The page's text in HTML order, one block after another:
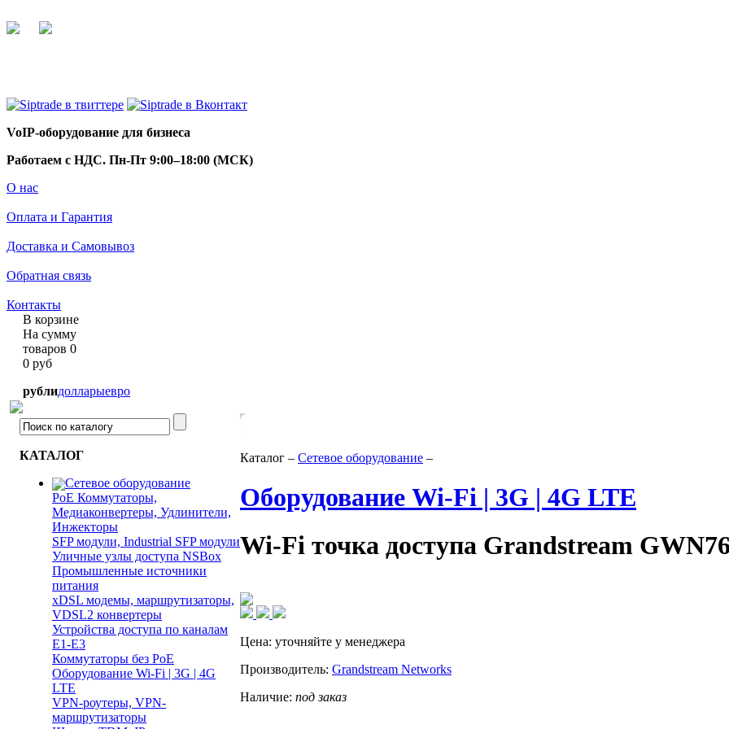
VoIP-оборудование для бизнеса
Работаем с НДС. Пн-Пт 9:00–18:00 (МСК)
О нас
Оплата и Гарантия
Доставка и Самовывоз
Обратная связь
Контакты
В корзине
На сумму
товаров 0
0 руб
рублидолларыевро
КАТАЛОГ
Сетевое оборудование
PoE Коммутаторы,
Медиаконвертеры, Удлинители,
Инжекторы
SFP модули, Industrial SFP модули
Уличные узлы доступа NSBox
Промышленные источники
питания
xDSL модемы, маршрутизаторы,
VDSL2 конвертеры
Устройства доступа по каналам
E1-E3
Коммутаторы без PoE
Оборудование Wi-Fi | 3G | 4G
LTE
VPN-роутеры, VPN-
маршрутизаторы
Каталог – Сетевое оборудование –
Оборудование Wi-Fi | 3G | 4G LTE
Wi-Fi точка доступа Grandstream
Цена: уточняйте у менеджера
Производитель: Grandstream Networks
Наличие: под заказ